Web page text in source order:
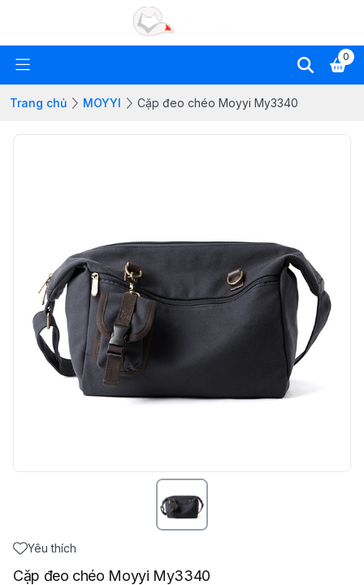
0
Trang chủ MOYYI Cặp đeo chéo Moyyi My3340
Yêu thích
Cặp đeo chéo Moyyi My3340